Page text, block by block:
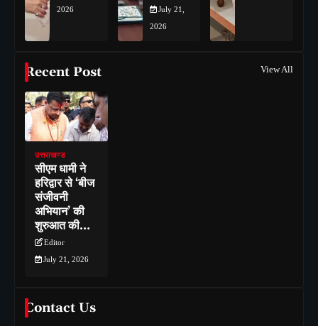
2026
July 21,
2026
Recent Post View All
उत्तराखण्ड
सीएम धामी ने
हरिद्वार से ‘बीज
संजीवनी
अभियान’ की
शुरुआत की…
Editor
July 21, 2026
Contact Us